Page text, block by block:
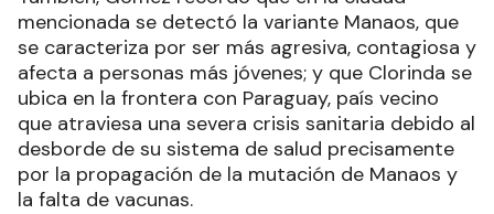
mencionada se detectó la variante Manaos, que
se caracteriza por ser más agresiva, contagiosa y
afecta a personas más jóvenes; y que Clorinda se
ubica en la frontera con Paraguay, país vecino
que atraviesa una severa crisis sanitaria debido al
desborde de su sistema de salud precisamente
por la propagación de la mutación de Manaos y
la falta de vacunas.